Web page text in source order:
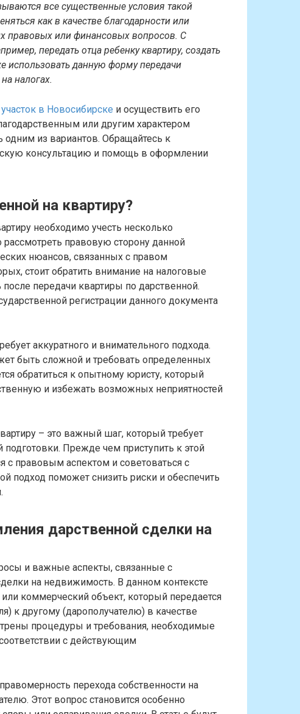
все существенные условия такой
как в качестве благодарности или
правовых или финансовых вопросов. С
передать отца ребенку квартиру, создать
использовать данную форму передачи
налогах.
в Новосибирске и осуществить его
или другим характером
из вариантов. Обращайтесь к
консультацию и помощь в оформлении
на квартиру?
необходимо учесть несколько
правовую сторону данной
нюансов, связанных с правом
стоит обратить внимание на налоговые
передачи квартиры по дарственной.
регистрации данного документа
аккуратного и внимательного подхода.
быть сложной и требовать определенных
обратиться к опытному юристу, который
и избежать возможных неприятностей
– это важный шаг, который требует
подготовки. Прежде чем приступить к этой
с правовым аспектом и советоваться с
подход поможет снизить риски и обеспечить
дарственной сделки на
и важные аспекты, связанные с
на недвижимость. В данном контексте
коммерческий объект, который передается
к другому (дарополучателю) в качестве
процедуры и требования, необходимые
с действующим
перехода собственности на
Этот вопрос становится особенно